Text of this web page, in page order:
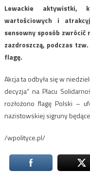
Lewackie
wartościowych i
sensowny sposób
zazdroszczą, podczas
flagę.
Akcja ta odbyła się w
decyzja” na Placu
rozłożono flagę Polski –
nazistowskiej sigruny
/wpolityce.pl/